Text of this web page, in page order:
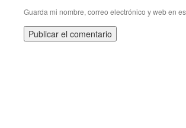
Guarda mi nombre, correo electrónico y web en